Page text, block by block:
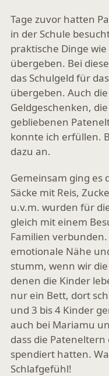
Tage zuvor hatten
in der Schule
praktische Dinge
übergeben. Bei
das Schulgeld für
übergeben. Auch
Geldgeschenken,
gebliebenen
konnte ich erfüllen.
dazu an.
Gemeinsam ging es
Säcke mit Reis,
u.v.m. wurden für
gleich mit einem
Familien
emotionale Nähe
stumm, wenn wir
denen die Kinder
nur ein Bett, dort
und 3 bis 4 Kinder
auch bei Mariamu
dass die
spendiert hatten.
Schlafgefühl!